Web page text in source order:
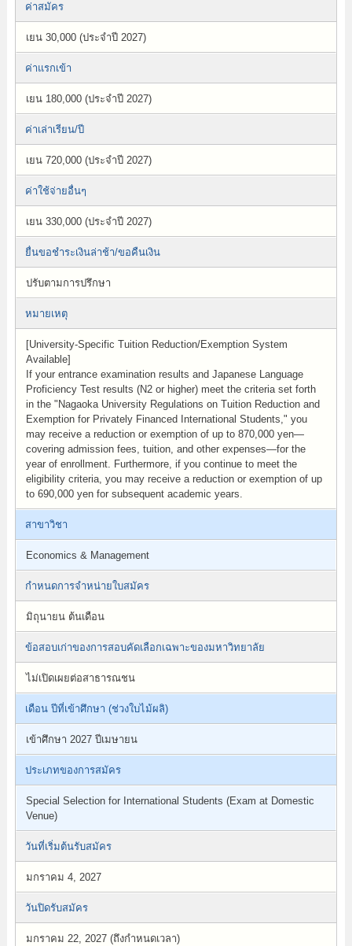
ค่าสมัคร
เยน 30,000 (ประจำปี 2027)
ค่าแรกเข้า
เยน 180,000 (ประจำปี 2027)
ค่าเล่าเรียน/ปี
เยน 720,000 (ประจำปี 2027)
ค่าใช้จ่ายอื่นๆ
เยน 330,000 (ประจำปี 2027)
ยื่นขอชำระเงินล่าช้า/ขอคืนเงิน
ปรับตามการปรึกษา
หมายเหตุ
[University-Specific Tuition Reduction/Exemption System
Available]
If your entrance examination results and Japanese Language
Proficiency Test results (N2 or higher) meet the criteria set forth
in the "Nagaoka University Regulations on Tuition Reduction and
Exemption for Privately Financed International Students," you
may receive a reduction or exemption of up to 870,000 yen—
covering admission fees, tuition, and other expenses—for the
year of enrollment. Furthermore, if you continue to meet the
eligibility criteria, you may receive a reduction or exemption of up
to 690,000 yen for subsequent academic years.
สาขาวิชา
Economics & Management
กำหนดการจำหน่ายใบสมัคร
มิถุนายน ต้นเดือน
ข้อสอบเก่าของการสอบคัดเลือกเฉพาะของมหาวิทยาลัย
ไม่เปิดเผยต่อสาธารณชน
เดือน ปีที่เข้าศึกษา (ช่วงใบไม้ผลิ)
เข้าศึกษา 2027 ปีเมษายน
ประเภทของการสมัคร
Special Selection for International Students (Exam at Domestic
Venue)
วันที่เริ่มต้นรับสมัคร
มกราคม 4, 2027
วันปิดรับสมัคร
มกราคม 22, 2027 (ถึงกำหนดเวลา)